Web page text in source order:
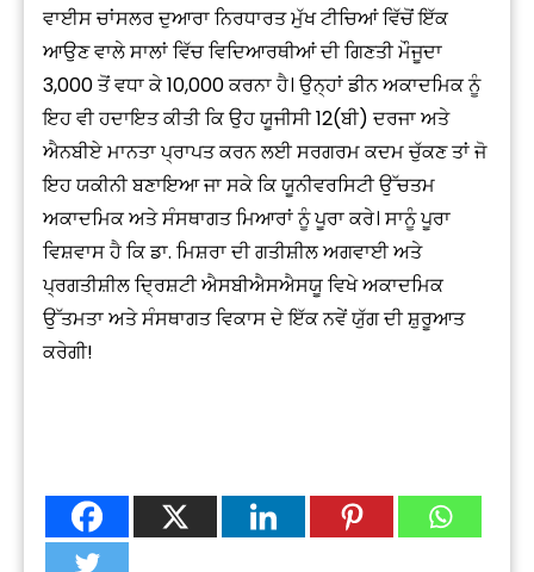
ਵਾਈਸ ਚਾਂਸਲਰ ਦੁਆਰਾ ਨਿਰਧਾਰਤ ਮੁੱਖ ਟੀਚਿਆਂ ਵਿੱਚੋਂ ਇੱਕ
ਆਉਣ ਵਾਲੇ ਸਾਲਾਂ ਵਿੱਚ ਵਿਦਿਆਰਥੀਆਂ ਦੀ ਗਿਣਤੀ ਮੌਜੂਦਾ
3,000 ਤੋਂ ਵਧਾ ਕੇ 10,000 ਕਰਨਾ ਹੈ। ਉਨ੍ਹਾਂ ਡੀਨ ਅਕਾਦਮਿਕ ਨੂੰ
ਇਹ ਵੀ ਹਦਾਇਤ ਕੀਤੀ ਕਿ ਉਹ ਯੂਜੀਸੀ 12(ਬੀ) ਦਰਜਾ ਅਤੇ
ਐਨਬੀਏ ਮਾਨਤਾ ਪ੍ਰਾਪਤ ਕਰਨ ਲਈ ਸਰਗਰਮ ਕਦਮ ਚੁੱਕਣ ਤਾਂ ਜੋ
ਇਹ ਯਕੀਨੀ ਬਣਾਇਆ ਜਾ ਸਕੇ ਕਿ ਯੂਨੀਵਰਸਿਟੀ ਉੱਚਤਮ
ਅਕਾਦਮਿਕ ਅਤੇ ਸੰਸਥਾਗਤ ਮਿਆਰਾਂ ਨੂੰ ਪੂਰਾ ਕਰੇ। ਸਾਨੂੰ ਪੂਰਾ
ਵਿਸ਼ਵਾਸ ਹੈ ਕਿ ਡਾ. ਮਿਸ਼ਰਾ ਦੀ ਗਤੀਸ਼ੀਲ ਅਗਵਾਈ ਅਤੇ
ਪ੍ਰਗਤੀਸ਼ੀਲ ਦ੍ਰਿਸ਼ਟੀ ਐਸਬੀਐਸਐਸਯੂ ਵਿਖੇ ਅਕਾਦਮਿਕ
ਉੱਤਮਤਾ ਅਤੇ ਸੰਸਥਾਗਤ ਵਿਕਾਸ ਦੇ ਇੱਕ ਨਵੇਂ ਯੁੱਗ ਦੀ ਸ਼ੁਰੂਆਤ
ਕਰੇਗੀ!